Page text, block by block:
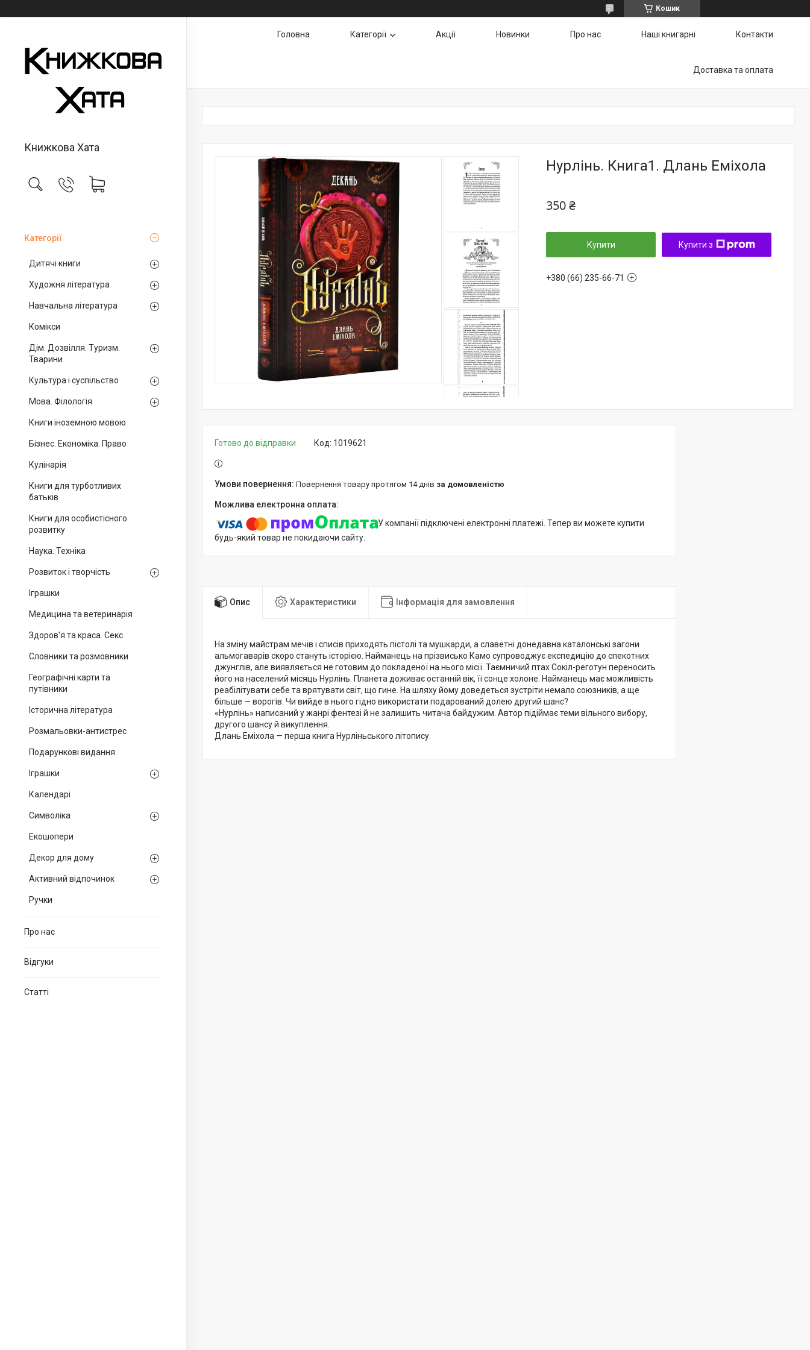
Кошик
Книжкова Хата
Категорії
Дитячі книги
Художня література
Навчальна література
Комікси
Дім. Дозвілля. Туризм.
Тварини
Культура і суспільство
Мова. Філологія
Книги іноземною мовою
Бізнес. Економіка. Право
Кулінарія
Книги для турботливих
батьків
Книги для особистісного
розвитку
Наука. Техніка
Розвиток і творчість
Іграшки
Медицина та ветеринарія
Здоров'я та краса. Секс
Словники та розмовники
Географічні карти та
путівники
Історична література
Розмальовки-антистрес
Подарункові видання
Іграшки
Календарі
Символіка
Екошопери
Декор для дому
Активний відпочинок
Ручки
Про нас
Відгуки
Статті
Головна Категорії Акції Новинки Про нас Наші книгарні Контакти
Доставка та оплата
Нурлінь. Книга1. Длань Еміхола
350 ₴
Купити Купити з
+380 (66) 235-66-71
Готово до відправки Код: 1019621
повернення товару протягом 14 днів за домовленістю
У компанії підключені електронні платежі. Тепер ви можете купити
будь-який товар не покидаючи сайту.
Опис Характеристики Інформація для замовлення
На зміну майстрам мечів і списів приходять пістолі та мушкарди, а славетні донедавна каталонські загони
альмогаварів скоро стануть історією. Найманець на прізвисько Камо супроводжує експедицію до спекотних
джунглів, але виявляється не готовим до покладеної на нього місії. Таємничий птах Сокіл-реготун переносить
його на населений місяць Нурлінь. Планета доживає останній вік, її сонце холоне. Найманець має можливість
реабілітувати себе та врятувати світ, що гине. На шляху йому доведеться зустріти немало союзників, а ще
більше — ворогів. Чи вийде в нього гідно використати подарований долею другий шанс?
«Нурлінь» написаний у жанрі фентезі й не залишить читача байдужим. Автор підіймає теми вільного вибору,
другого шансу й викуплення.
Длань Еміхола — перша книга Нурліньського літопису.